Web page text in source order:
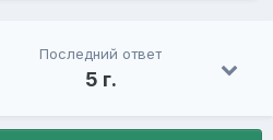
Последний ответ
5 г.